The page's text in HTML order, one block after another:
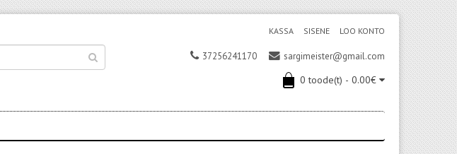
SISENE LOO KONTO
KASSA
37256241170 sargimeister@gmail.com
0 toode(t) - 0.00€